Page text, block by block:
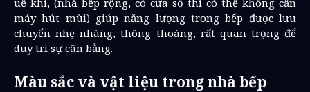
máy hút mùi) giúp năng lượng trong bếp được lưu
chuyển nhẹ nhàng, thông thoáng, rất quan trọng để
duy trì sự cân bằng.
Màu sắc và vật liệu trong nhà bếp